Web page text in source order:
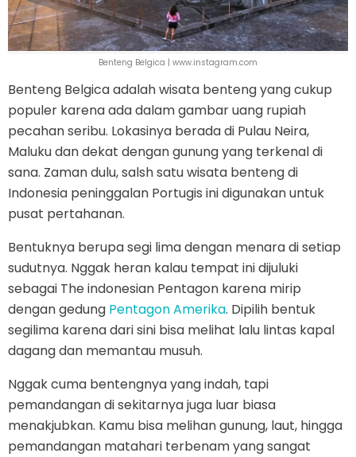
Benteng Belgica | www.instagram.com
Benteng Belgica adalah wisata benteng yang cukup
populer karena ada dalam gambar uang rupiah
pecahan seribu. Lokasinya berada di Pulau Neira,
Maluku dan dekat dengan gunung yang terkenal di
sana. Zaman dulu, salsh satu wisata benteng di
Indonesia peninggalan Portugis ini digunakan untuk
pusat pertahanan.
Bentuknya berupa segi lima dengan menara di setiap
sudutnya. Nggak heran kalau tempat ini dijuluki
sebagai The indonesian Pentagon karena mirip
dengan gedung Pentagon Amerika. Dipilih bentuk
segilima karena dari sini bisa melihat lalu lintas kapal
dagang dan memantau musuh.
Nggak cuma bentengnya yang indah, tapi
pemandangan di sekitarnya juga luar biasa
menakjubkan. Kamu bisa melihan gunung, laut, hingga
pemandangan matahari terbenam yang sangat